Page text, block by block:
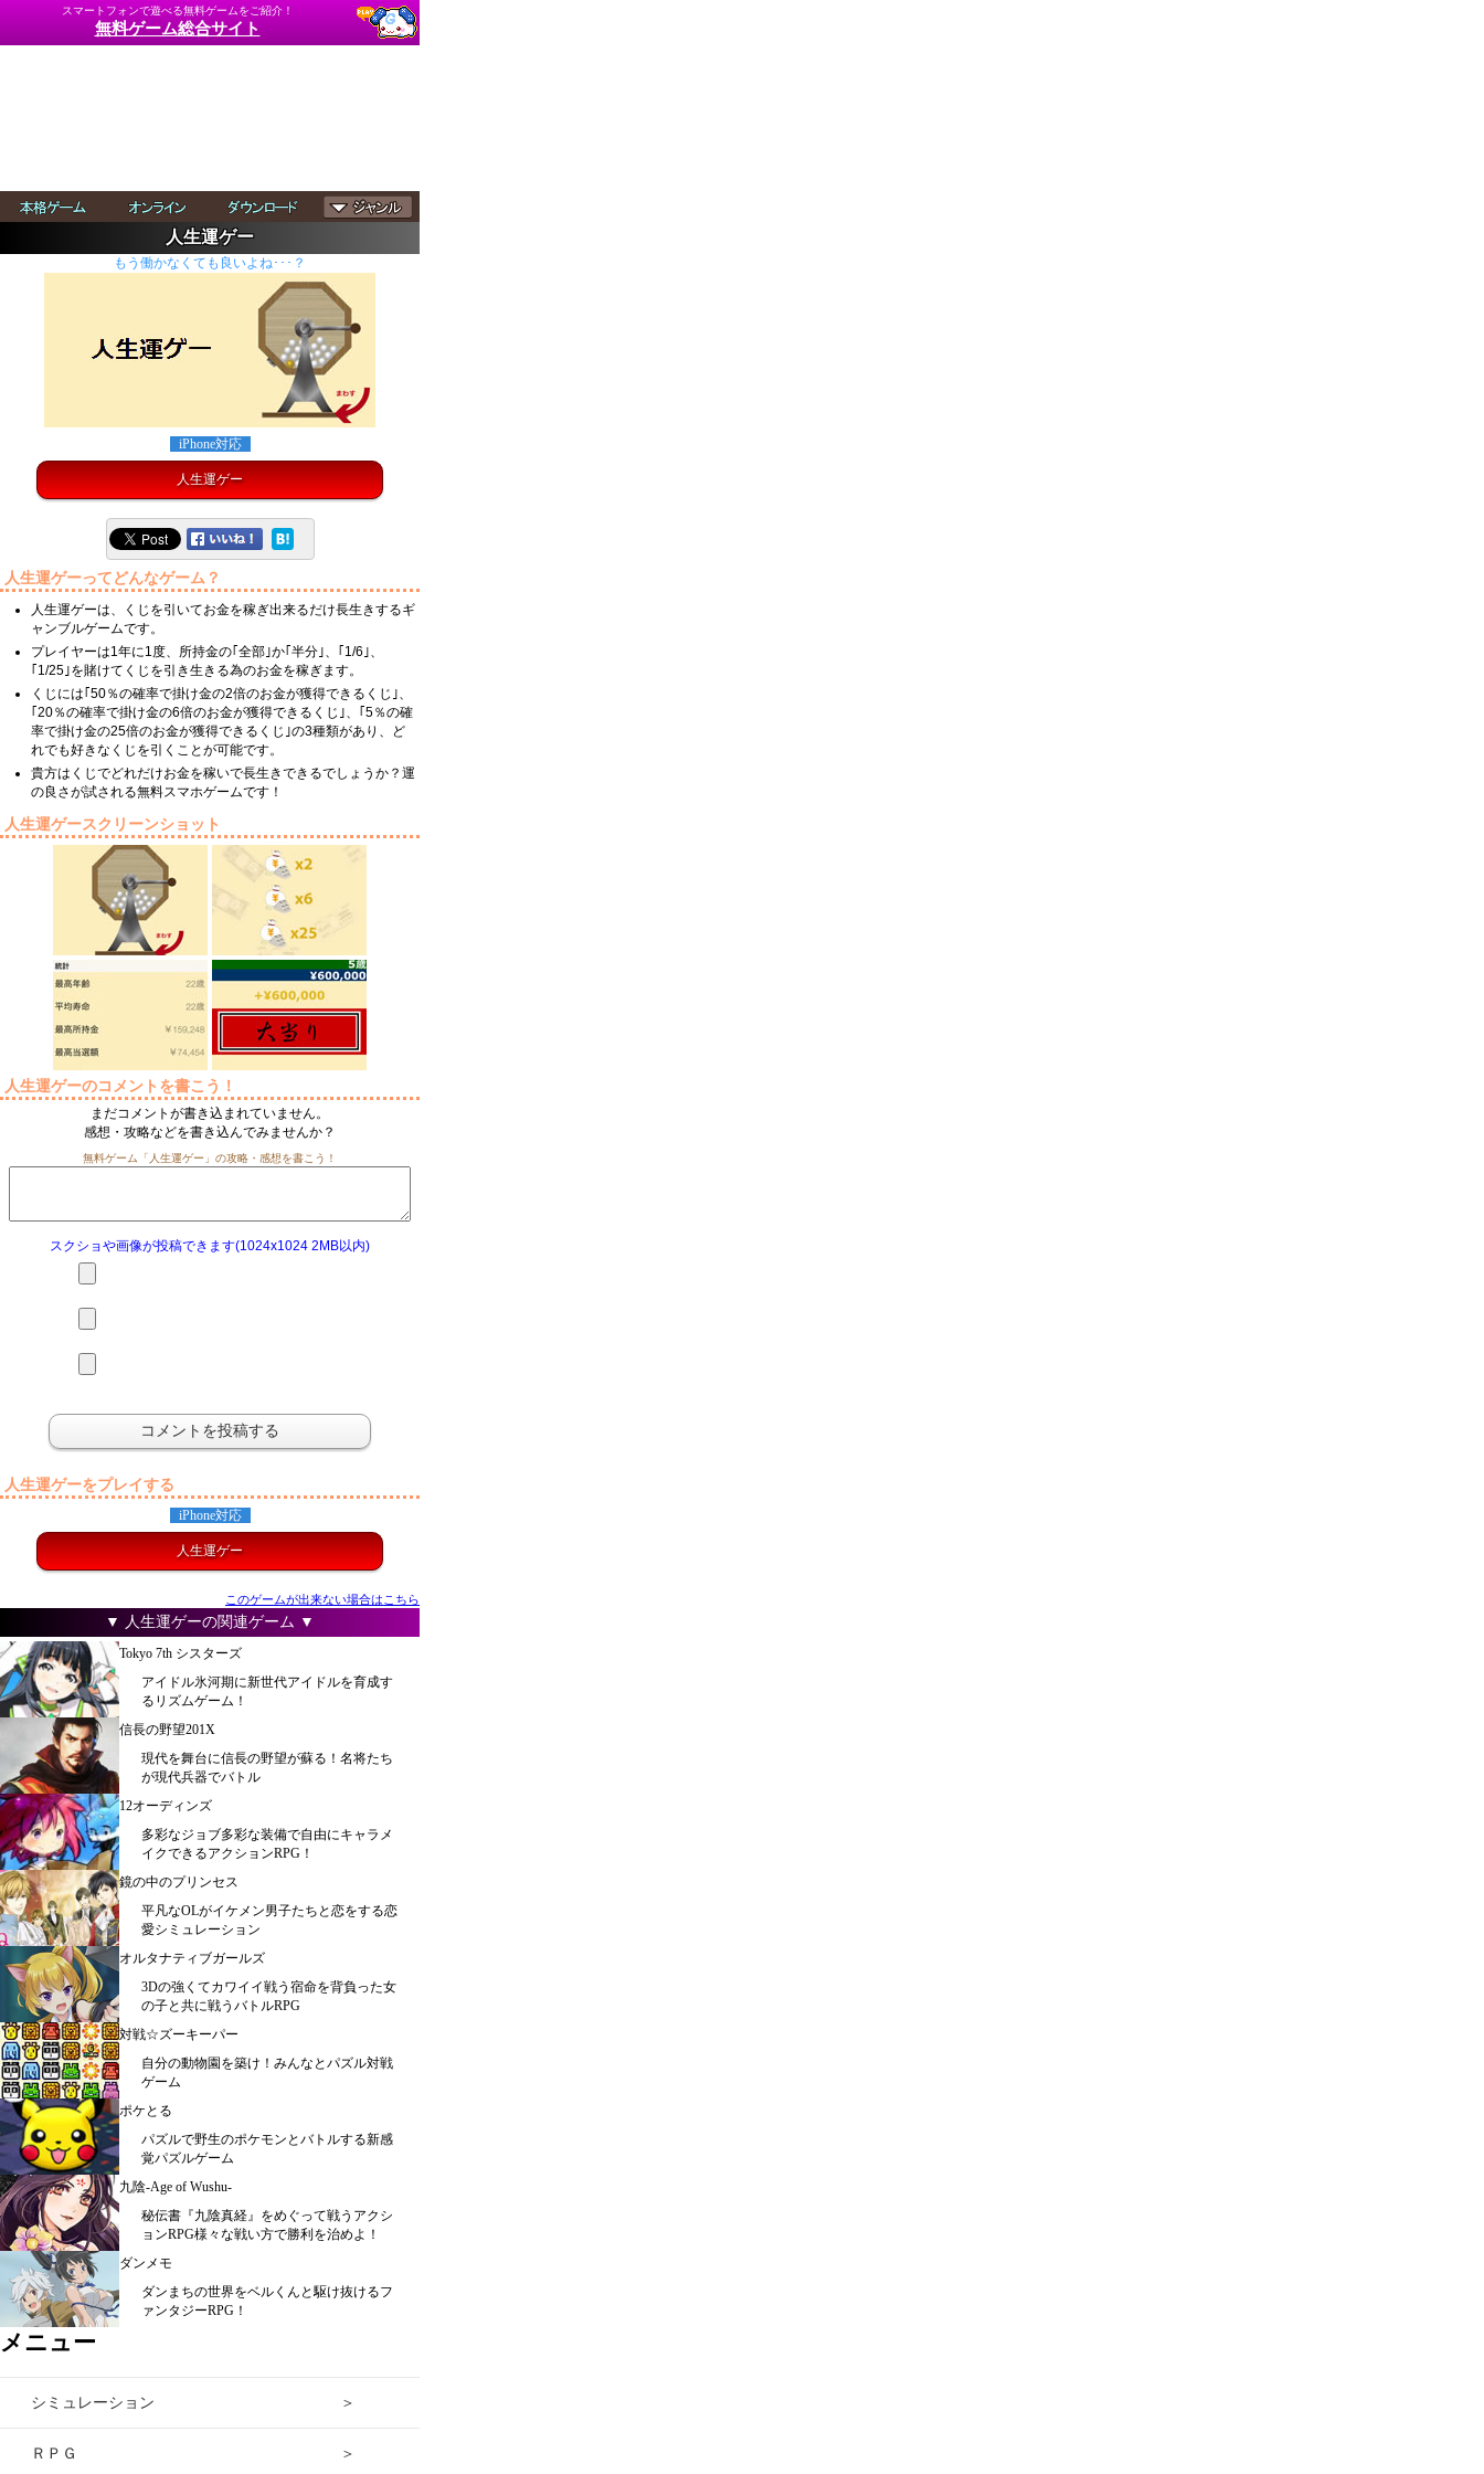
スマートフォンで遊べる無料ゲームをご紹介！
無料ゲーム総合サイト
人生運ゲー
もう働かなくても良いよね･･･？
iPhone対応
人生運ゲー
人生運ゲーってどんなゲーム？
人生運ゲーは、くじを引いてお金を稼ぎ出来るだけ長生きするギ
ャンブルゲームです。
プレイヤーは1年に1度、所持金の｢全部｣か｢半分｣、｢1/6｣、
｢1/25｣を賭けてくじを引き生きる為のお金を稼ぎます。
くじには｢50％の確率で掛け金の2倍のお金が獲得できるくじ｣、
｢20％の確率で掛け金の6倍のお金が獲得できるくじ｣、｢5％の確
率で掛け金の25倍のお金が獲得できるくじ｣の3種類があり、ど
れでも好きなくじを引くことが可能です。
貴方はくじでどれだけお金を稼いで長生きできるでしょうか？運
の良さが試される無料スマホゲームです！
人生運ゲースクリーンショット
人生運ゲーのコメントを書こう！
まだコメントが書き込まれていません。
感想・攻略などを書き込んでみませんか？
無料ゲーム「人生運ゲー」の攻略・感想を書こう！
スクショや画像が投稿できます(1024x1024 2MB以内)
人生運ゲーをプレイする
iPhone対応
人生運ゲー
このゲームが出来ない場合はこちら
▼ 人生運ゲーの関連ゲーム ▼
Tokyo 7th シスターズ
アイドル氷河期に新世代アイドルを育成す
るリズムゲーム！
信長の野望201X
現代を舞台に信長の野望が蘇る！名将たち
が現代兵器でバトル
12オーディンズ
多彩なジョブ多彩な装備で自由にキャラメ
イクできるアクションRPG！
鏡の中のプリンセス
平凡なOLがイケメン男子たちと恋をする恋
愛シミュレーション
オルタナティブガールズ
3Dの強くてカワイイ戦う宿命を背負った女
の子と共に戦うバトルRPG
対戦☆ズーキーパー
自分の動物園を築け！みんなとパズル対戦
ゲーム
ポケとる
パズルで野生のポケモンとバトルする新感
覚パズルゲーム
九陰-Age of Wushu-
秘伝書『九陰真経』をめぐって戦うアクシ
ョンRPG様々な戦い方で勝利を治めよ！
ダンメモ
ダンまちの世界をベルくんと駆け抜けるフ
ァンタジーRPG！
メニュー
シミュレーション ＞
ＲＰＧ ＞